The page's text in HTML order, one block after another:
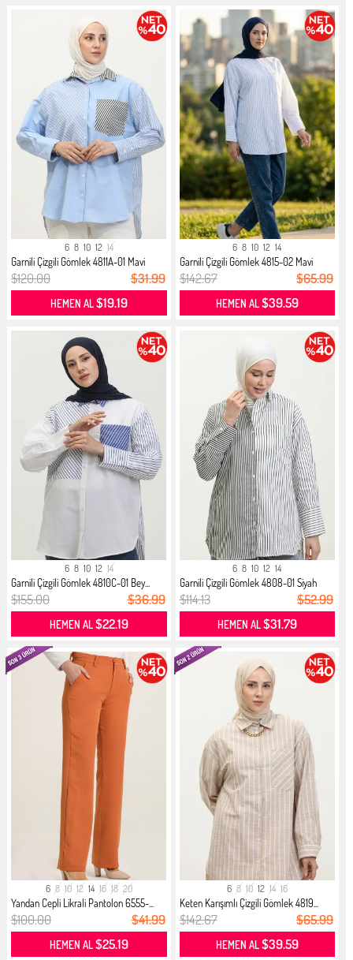
6 8 10 12 14
Garnili Çizgili Gömlek 4811A-01 Mavi
$120.00 $31.99
HEMEN AL$19.19
6 8 10 12 14
Garnili Çizgili Gömlek 4815-02 Mavi
$142.67 $65.99
HEMEN AL$39.59
6 8 10 12 14
Garnili Çizgili Gömlek 4810C-01 Bey...
$155.00 $36.99
HEMEN AL$22.19
6 8 10 12 14
Garnili Çizgili Gömlek 4808-01 Siyah
$114.13 $52.99
HEMEN AL$31.79
6 8 10 12 14 16 18 20
Yandan Cepli Likrali Pantolon 6555-...
$100.00 $41.99
HEMEN AL$25.19
6 8 10 12 14 16
Keten Karışımlı Çizgili Gömlek 4819...
$142.67 $65.99
HEMEN AL$39.59